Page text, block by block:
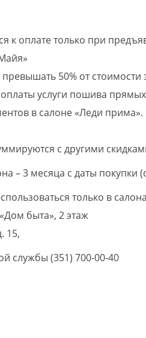
к оплате только при
50% от стоимости
услуги пошива
в салоне «Леди прима».
с другими
– 3 месяца с даты покупки
только в
быта», 2 этаж
15,
службы (351) 700-00-40